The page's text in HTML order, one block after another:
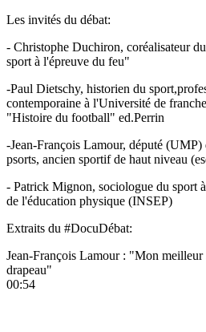
Les invités du débat:
- Christophe Duchiron, coréalisateur
sport à l'épreuve du feu"
-Paul Dietschy, historien du
contemporaine à l'Université de
"Histoire du football" ed.Perrin
-Jean-François Lamour, député
psorts, ancien sportif de haut niveau
- Patrick Mignon, sociologue du sport
de l'éducation physique (INSEP)
Extraits du #DocuDébat:
Jean-François Lamour : "Mon
drapeau"
00:54